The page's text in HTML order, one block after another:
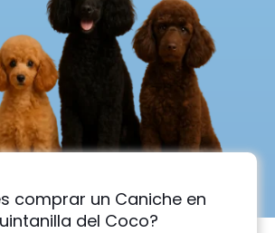
comprar un Caniche en
del Coco?